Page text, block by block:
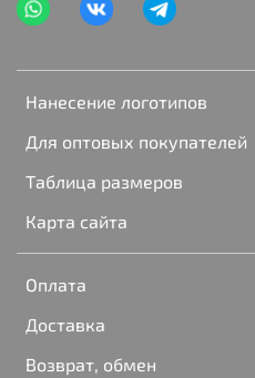
Нанесение логотипов
Для оптовых покупателей
Таблица размеров
Карта сайта
Оплата
Доставка
Возврат, обмен